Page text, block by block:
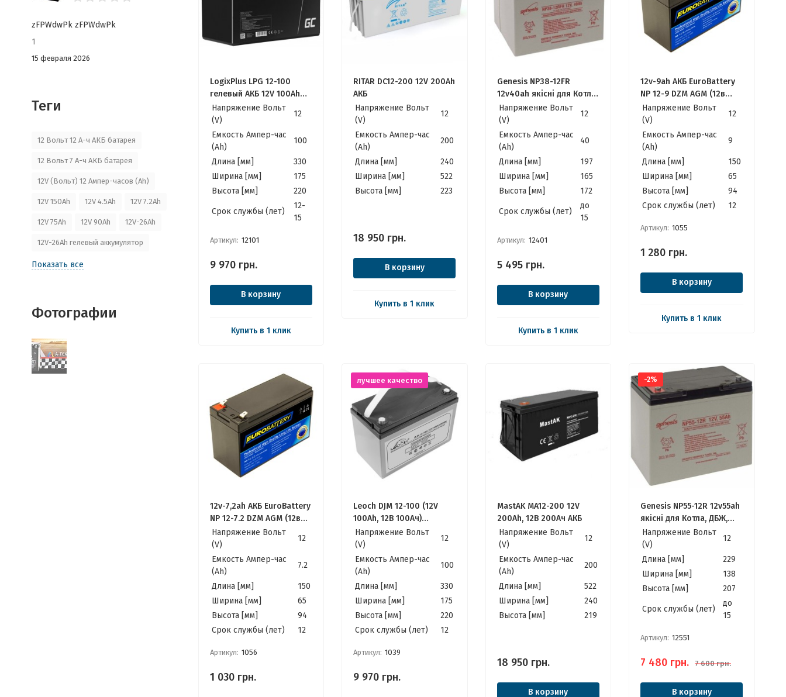
LogixPlus LPG 12-100
гелевый АКБ 12V 100Ah
Качественные идеально
для Котла, Инвертора,
ИБП, Панелей Солнечных
Напряжение Вольт
(V)
12
Емкость Ампер-час
(Ah)
100
Длина [мм]
330
Ширина [мм]
175
Высота [мм]
220
Cрок службы (лет)
12-
15
Артикул: 12101
9 970 грн.
В корзину
Купить в 1 клик
RITAR DC12-200 12V 200Ah
АКБ
Напряжение Вольт
(V)
12
Емкость Ампер-час
(Ah)
200
Длина [мм]
240
Ширина [мм]
522
Высота [мм]
223
18 950 грн.
В корзину
Купить в 1 клик
Genesis NP38-12FR
12v40ah якісні для Котла,
ДБЖ, ИБП
Напряжение Вольт
(V)
12
Емкость Ампер-час
(Ah)
40
Длина [мм]
197
Ширина [мм]
165
Высота [мм]
172
Cрок службы (лет)
до
15
Артикул: 12401
5 495 грн.
В корзину
Купить в 1 клик
12v-9ah АКБ EuroBattery
NP 12-9 DZM AGM (12в
9Ач) Качественные для
ИБП
Напряжение Вольт
(V)
12
Емкость Ампер-час
(Ah)
9
Длина [мм]
150
Ширина [мм]
65
Высота [мм]
94
Cрок службы (лет)
12
Артикул: 1055
1 280 грн.
В корзину
Купить в 1 клик
12v-7,2ah АКБ EuroBattery
NP 12-7.2 DZM AGM (12в
7,2Ач) Качественные для
ИБП
Напряжение Вольт
(V)
12
Емкость Ампер-час
(Ah)
7.2
Длина [мм]
150
Ширина [мм]
65
Высота [мм]
94
Cрок службы (лет)
12
Артикул: 1056
1 030 грн.
лучшее качество
Leoch DJM 12-100 (12V
100Ah, 12В 100Ач)
Качественные идеально
для Котла, Инвертора,
ИБП, Панелей Солнечных
Напряжение Вольт
(V)
12
Емкость Ампер-час
(Ah)
100
Длина [мм]
330
Ширина [мм]
175
Высота [мм]
220
Cрок службы (лет)
12
Артикул: 1039
9 970 грн.
MastAK MA12-200 12V
200Ah, 12В 200Ач АКБ
Напряжение Вольт
(V)
12
Емкость Ампер-час
(Ah)
200
Длина [мм]
522
Ширина [мм]
240
Высота [мм]
219
18 950 грн.
В корзину
-2%
Genesis NP55-12R 12v55ah
якісні для Котла, ДБЖ,
ИБП
Напряжение Вольт
(V)
12
Длина [мм]
229
Ширина [мм]
138
Высота [мм]
207
Cрок службы (лет)
до
15
Артикул: 12551
7 480 грн. 7 600 грн.
В корзину
zFPWdwPk zFPWdwPk
1
15 февраля 2026
Теги
12 Вольт 12 А-ч АКБ батарея
12 Вольт 7 А-ч АКБ батарея
12V (Вольт) 12 Ампер-часов (Ah)
12V 150Ah 12V 4.5Ah 12V 7.2Ah
12V 75Ah 12V 90Ah 12V-26Ah
12V-26Ah гелевый аккумулятор
Показать все
Фотографии